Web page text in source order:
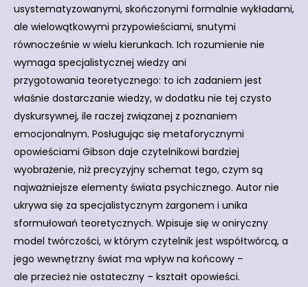
usystematyzowanymi, skończonymi formalnie wykładami,
ale wielowątkowymi przypowieściami, snutymi
równocześnie w wielu kierunkach. Ich rozumienie nie
wymaga specjalistycznej wiedzy ani
przygotowania teoretycznego: to ich zadaniem jest
właśnie dostarczanie wiedzy, w dodatku nie tej czysto
dyskursywnej, ile raczej związanej z poznaniem
emocjonalnym. Posługując się metaforycznymi
opowieściami Gibson daje czytelnikowi bardziej
wyobrażenie, niż precyzyjny schemat tego, czym są
najważniejsze elementy świata psychicznego. Autor nie
ukrywa się za specjalistycznym żargonem i unika
sformułowań teoretycznych. Wpisuje się w oniryczny
model twórczości, w którym czytelnik jest współtwórcą, a
jego wewnętrzny świat ma wpływ na końcowy –
ale przecież nie ostateczny – kształt opowieści.